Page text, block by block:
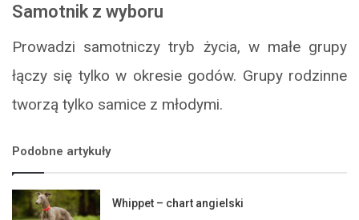
Samotnik z wyboru
Prowadzi samotniczy tryb życia, w małe grupy
łączy się tylko w okresie godów. Grupy rodzinne
tworzą tylko samice z młodymi.
Podobne artykuły
Whippet – chart angielski